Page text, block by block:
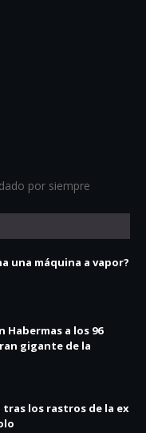
por siempre
una máquina a vapor?
a los 96
gigante de la
los rastros de la ex